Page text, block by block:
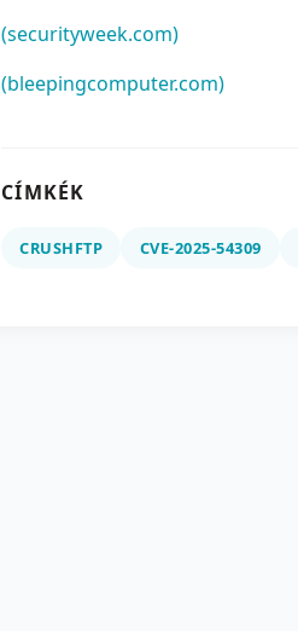
(securityweek.com)
(bleepingcomputer.com)
CÍMKÉK
CRUSHFTP CVE-2025-54309